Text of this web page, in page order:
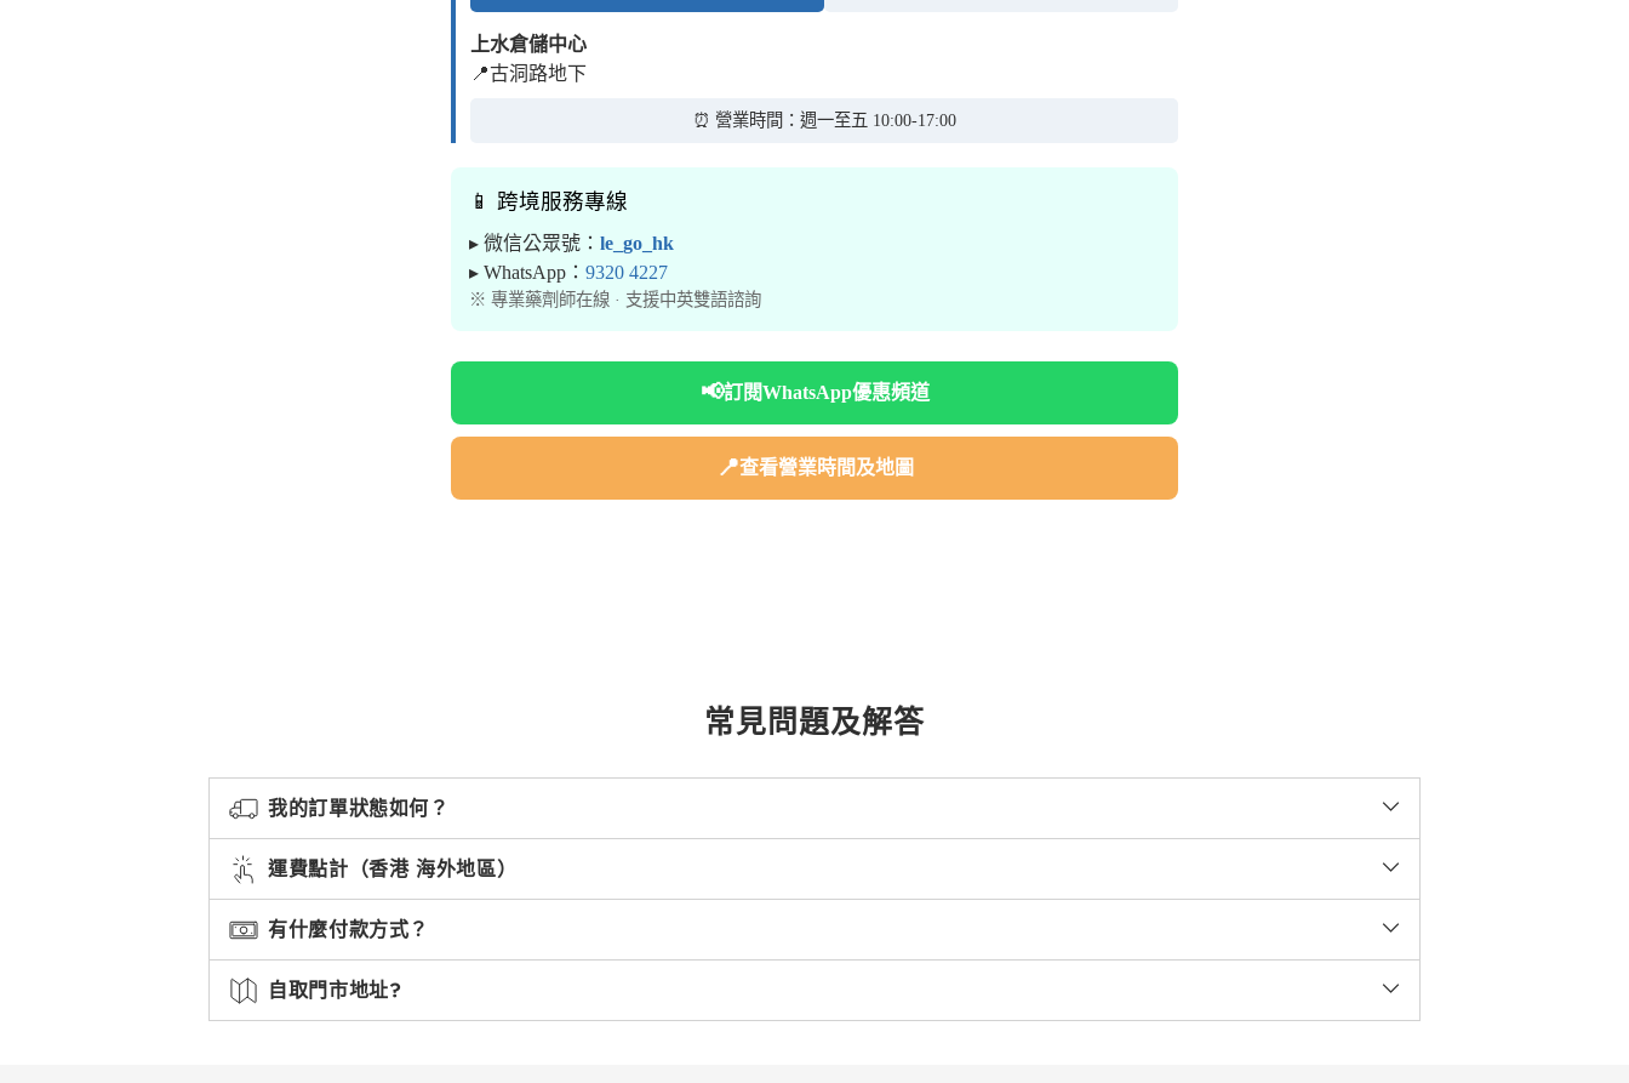
上水倉儲中心
📍古洞路地下
⏰ 營業時間：週一至五 10:00-17:00
📱 跨境服務專線
▸ 微信公眾號： le_go_hk
▸ WhatsApp： 9320 4227
※ 專業藥劑師在線 · 支援中英雙語諮詢
📢訂閱WhatsApp優惠頻道
📍查看營業時間及地圖
常見問題及解答
我的訂單狀態如何？
運費點計（香港 海外地區）
有什麼付款方式？
自取門市地址?